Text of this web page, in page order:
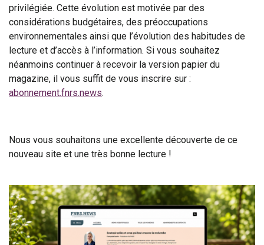
privilégiée. Cette évolution est motivée par des
considérations budgétaires, des préoccupations
environnementales ainsi que l’évolution des habitudes de
lecture et d’accès à l’information. Si vous souhaitez
néanmoins continuer à recevoir la version papier du
magazine, il vous suffit de vous inscrire sur :
abonnement.fnrs.news.
Nous vous souhaitons une excellente découverte de ce
nouveau site et une très bonne lecture !